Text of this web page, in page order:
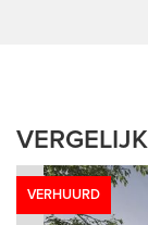
VERHUURD